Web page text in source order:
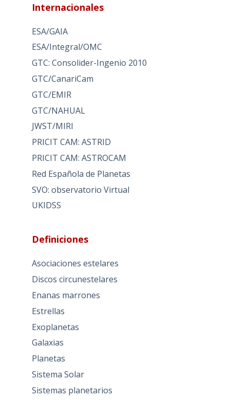
Internacionales
ESA/GAIA
ESA/Integral/OMC
GTC: Consolider-Ingenio 2010
GTC/CanariCam
GTC/EMIR
GTC/NAHUAL
JWST/MIRI
PRICIT CAM: ASTRID
PRICIT CAM: ASTROCAM
Red Española de Planetas
SVO: observatorio Virtual
UKIDSS
Definiciones
Asociaciones estelares
Discos circunestelares
Enanas marrones
Estrellas
Exoplanetas
Galaxias
Planetas
Sistema Solar
Sistemas planetarios